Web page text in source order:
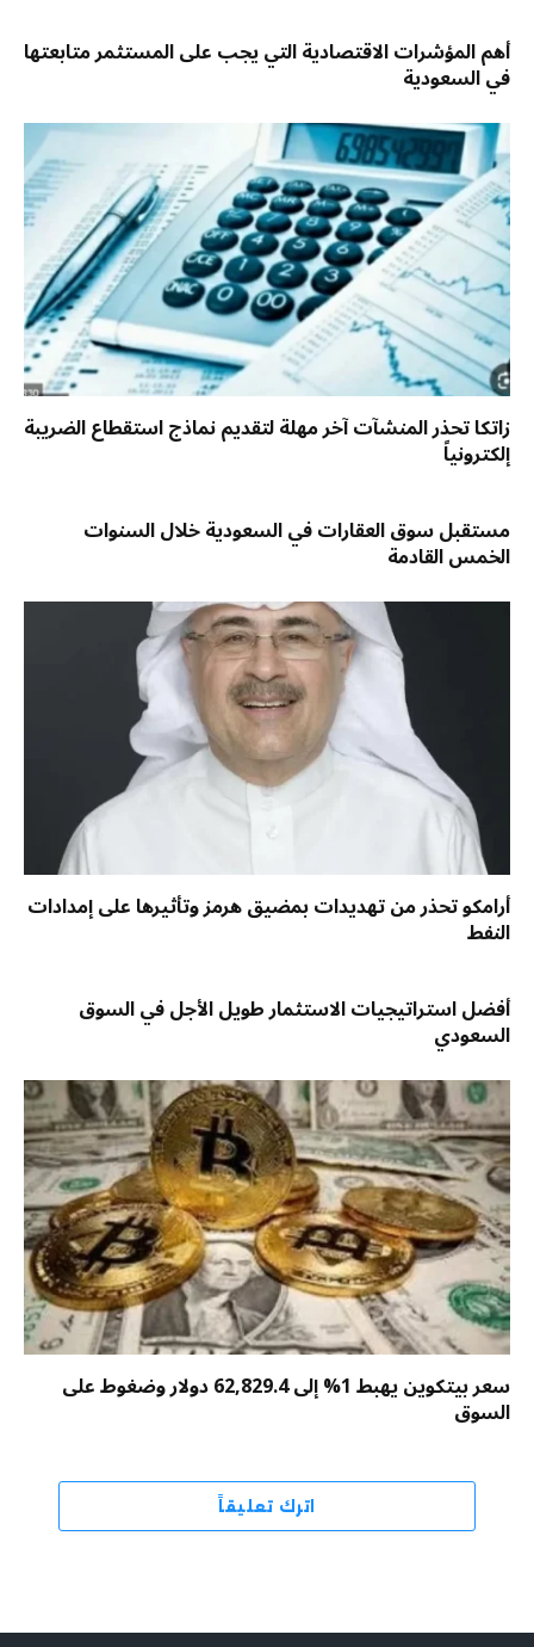
أهم المؤشرات الاقتصادية التي يجب على المستثمر متابعتها
في السعودية
زاتكا تحذر المنشآت آخر مهلة لتقديم نماذج استقطاع الضريبة
إلكترونياً
مستقبل سوق العقارات في السعودية خلال السنوات
الخمس القادمة
أرامكو تحذر من تهديدات بمضيق هرمز وتأثيرها على إمدادات
النفط
أفضل استراتيجيات الاستثمار طويل الأجل في السوق
السعودي
سعر بيتكوين يهبط 1% إلى 62,829.4 دولار وضغوط على
السوق
اترك تعليقاً